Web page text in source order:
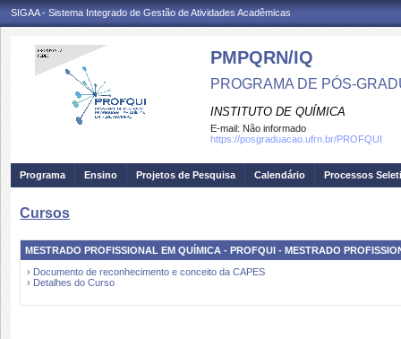
SIGAA - Sistema Integrado de Gestão de Atividades Acadêmicas
PMPQRN/IQ
PROGRAMA DE PÓS-
INSTITUTO DE QUÍMICA
E-mail: Não informado
https://posgraduacao.ufrn.br/PROFQUI
Programa Ensino Projetos de Pesquisa Calendário Processos
Cursos
MESTRADO PROFISSIONAL EM QUÍMICA - PROFQUI - MESTRADO
› Documento de reconhecimento e conceito da CAPES
› Detalhes do Curso